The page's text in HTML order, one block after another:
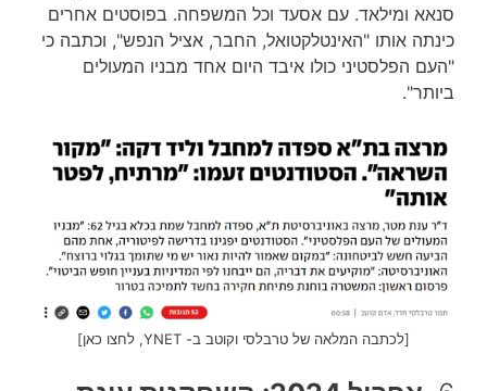
סנאא ומילאד. עם אסעד וכל המשפחה. בפוסטים אחרים
כינתה אותו "האינטלקטואל, החבר, אציל הנפש", וכתבה כי
"העם הפלסטיני כולו איבד היום אחד מבניו המעולים
ביותר".
[לכתבה המלאה של טרבלסי וקוטב ב- YNET, לחצו כאן]